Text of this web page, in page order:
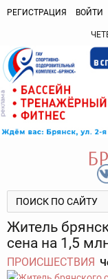
РЕГИСТРАЦИЯ ВОЙТИ
Житель
сена на 1,5
ПРОИСШЕСТВИЯ